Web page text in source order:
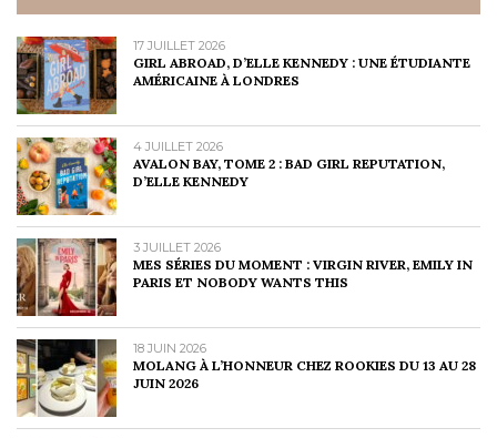
17 JUILLET 2026
GIRL ABROAD, D’ELLE KENNEDY : UNE ÉTUDIANTE
AMÉRICAINE À LONDRES
4 JUILLET 2026
AVALON BAY, TOME 2 : BAD GIRL REPUTATION,
D’ELLE KENNEDY
3 JUILLET 2026
MES SÉRIES DU MOMENT : VIRGIN RIVER, EMILY IN
PARIS ET NOBODY WANTS THIS
18 JUIN 2026
MOLANG À L’HONNEUR CHEZ ROOKIES DU 13 AU 28
JUIN 2026